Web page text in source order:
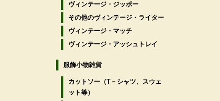
ヴィンテージ・ジッポー
その他のヴィンテージ・ライター
ヴィンテージ・マッチ
ヴィンテージ・アッシュトレイ
服飾小物雑貨
カットソー（T－シャツ、スウェ
ット等）